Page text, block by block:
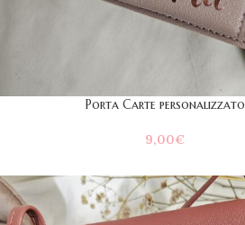
Porta Carte personalizzato
9,00€